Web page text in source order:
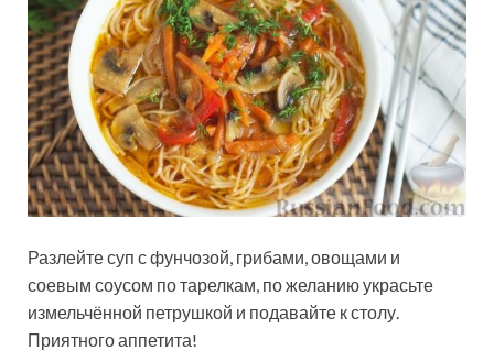
Разлейте суп с фунчозой, грибами, овощами и
соевым соусом по тарелкам, по желанию украсьте
измельчённой петрушкой и подавайте к столу.
Приятного аппетита!